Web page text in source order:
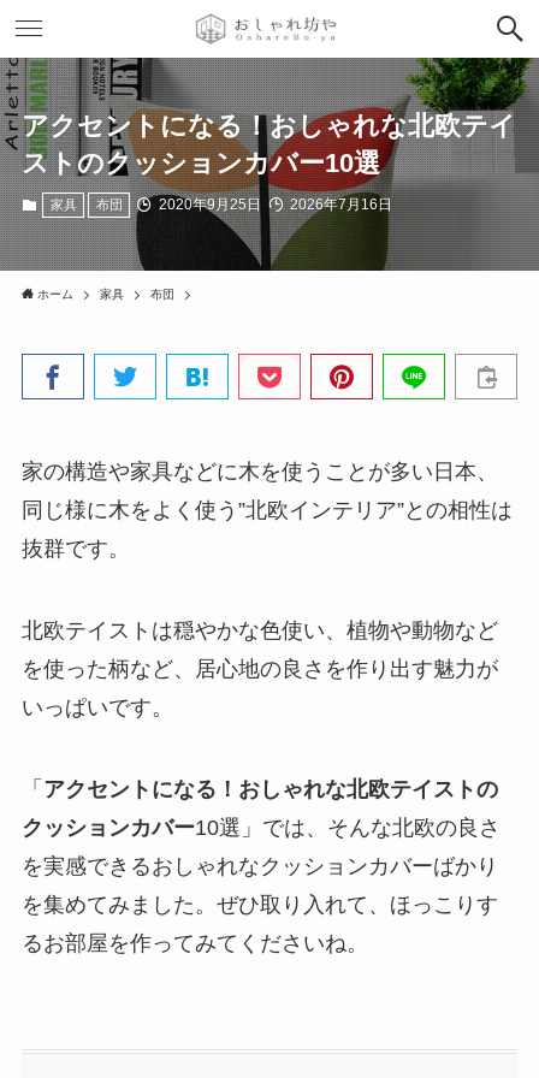
アクセントになる！おしゃれな北欧テイ
ストのクッションカバー10選
家具 布団 2020年9月25日 2026年7月16日
ホーム 家具 布団
家の構造や家具などに木を使うことが多い日本、
同じ様に木をよく使う”北欧インテリア”との相性は
抜群です。
北欧テイストは穏やかな色使い、植物や動物など
を使った柄など、居心地の良さを作り出す魅力が
いっぱいです。
「 アクセントになる！おしゃれな北欧テイストの
クッションカバー10選」では、そんな北欧の良さ
を実感できるおしゃれなクッションカバーばかり
を集めてみました。ぜひ取り入れて、ほっこりす
るお部屋を作ってみてくださいね。